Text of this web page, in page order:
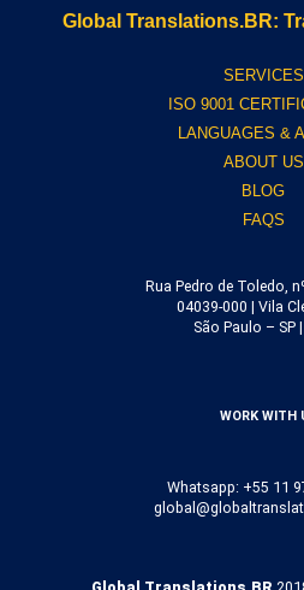
Global Translations.BR:
SERVICES
ISO 9001
LANGUAGES &
ABOUT US
BLOG
FAQS
Rua Pedro de Toledo,
04039-000 | Vila
São Paulo – SP
WORK WITH
Whatsapp: +55 11